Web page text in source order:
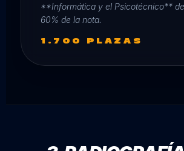
**Informática y el Psicotécnico**
60% de la nota.
1.700 PLAZAS